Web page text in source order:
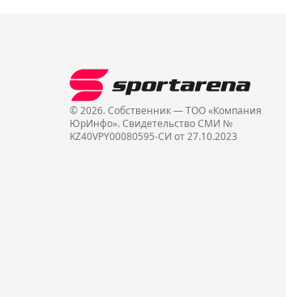
© 2026. Собственник — ТОО «Компания
ЮрИнфо». Cвидетельство СМИ №
KZ40VPY00080595-СИ от 27.10.2023